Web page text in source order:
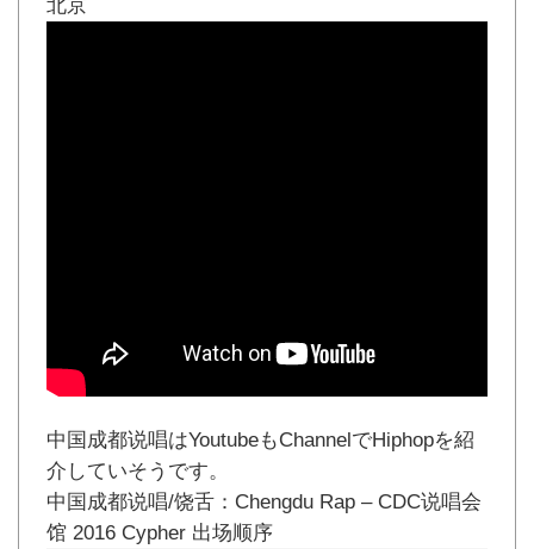
北京
中国成都说唱はYoutubeもChannelでHiphopを紹
介していそうです。
中国成都说唱/饶舌：Chengdu Rap – CDC说唱会
馆 2016 Cypher 出场顺序